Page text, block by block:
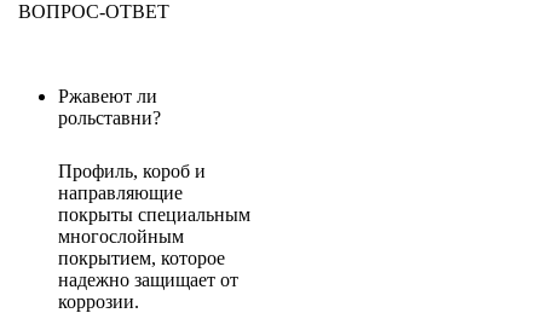
ВОПРОС-ОТВЕТ
Ржавеют ли
рольставни?
Профиль, короб и
направляющие
покрыты специальным
многослойным
покрытием, которое
надежно защищает от
коррозии.